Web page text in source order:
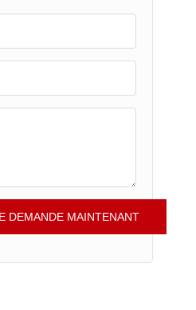
DEMANDE MAINTENANT